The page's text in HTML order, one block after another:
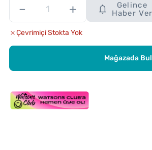
– +
Gelince
Haber Ver
Çevrimiçi Stokta Yok
Mağazada Bul